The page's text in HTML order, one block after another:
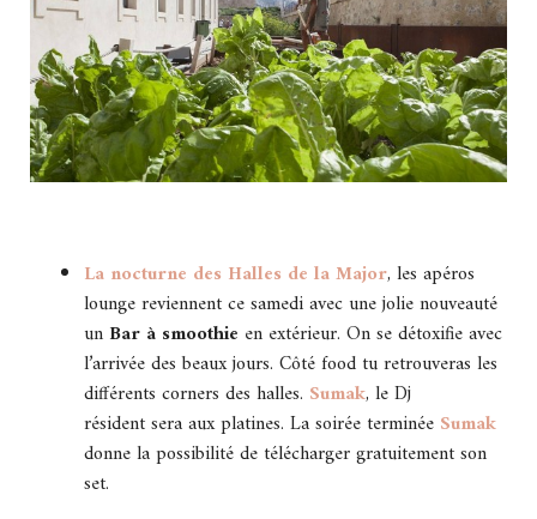
La nocturne des Halles de la Major, les apéros
lounge reviennent ce samedi avec une jolie nouveauté
un Bar à smoothie en extérieur. On se détoxifie avec
l’arrivée des beaux jours. Côté food tu retrouveras les
différents corners des halles. Sumak, le Dj
résident sera aux platines. La soirée terminée Sumak
donne la possibilité de télécharger gratuitement son
set.